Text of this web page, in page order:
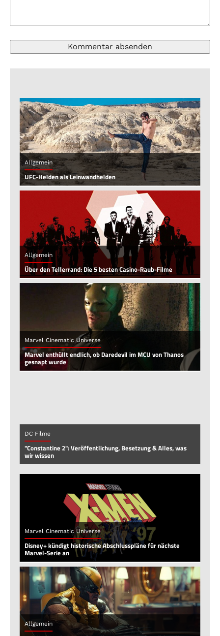
Allgemein
UFC-Helden als Leinwandhelden
Allgemein
Über den Tellerrand: Die 5 besten Casino-Raub-Filme
Marvel Cinematic Universe
Marvel enthüllt endlich, ob Daredevil im MCU von Thanos
gesnapt wurde
DC Filme
"Constantine 2": Veröffentlichung, Besetzung & Alles, was
wir wissen
Marvel Cinematic Universe
Disney+ kündigt historische Abschlusspläne für nächste
Marvel-Serie an
Allgemein